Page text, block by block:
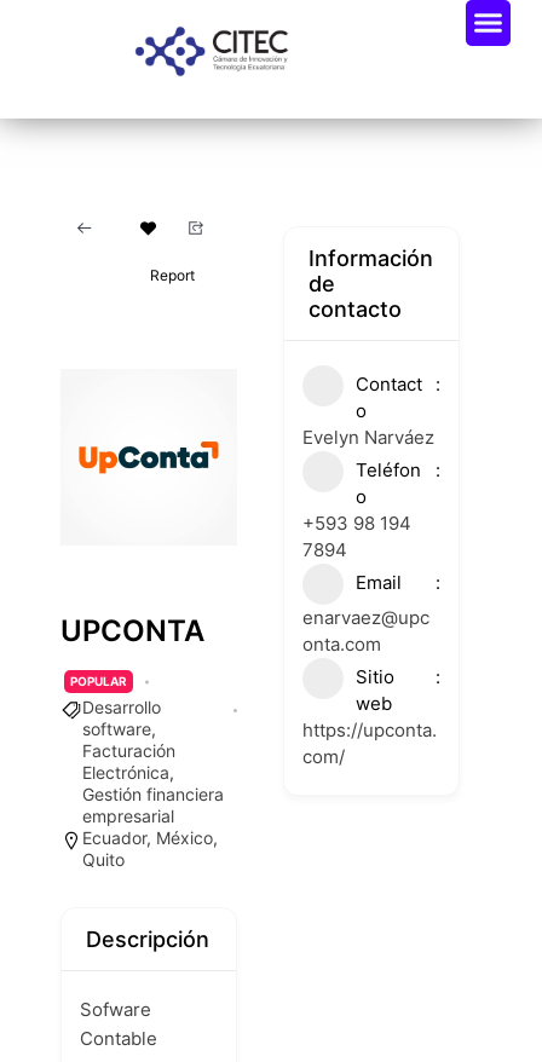
Report
UPCONTA
POPULAR
Desarrollo
software,
Facturación
Electrónica,
Gestión financiera
empresarial
Ecuador, México,
Quito
Descripción
Sofware
Contable
Información
de
contacto
Contact
o
Evelyn Narváez
Teléfon
o
+593 98 194
7894
Email
enarvaez@upc
onta.com
Sitio
web
https://upconta.
com/